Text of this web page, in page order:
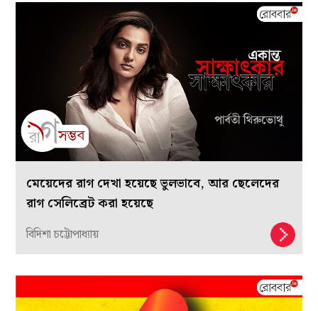
মেয়েদের রাগ দেখা হয়েছে ভুলভাবে, আর ছেলেদের
রাগ সেলিব্রেট করা হয়েছে
বিদিশা চট্টোপাধ্যায়